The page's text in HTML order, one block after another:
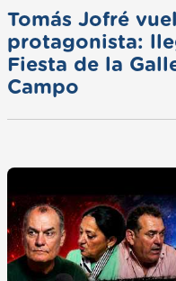
Tomás Jofré
protagonista:
Fiesta de la
Campo